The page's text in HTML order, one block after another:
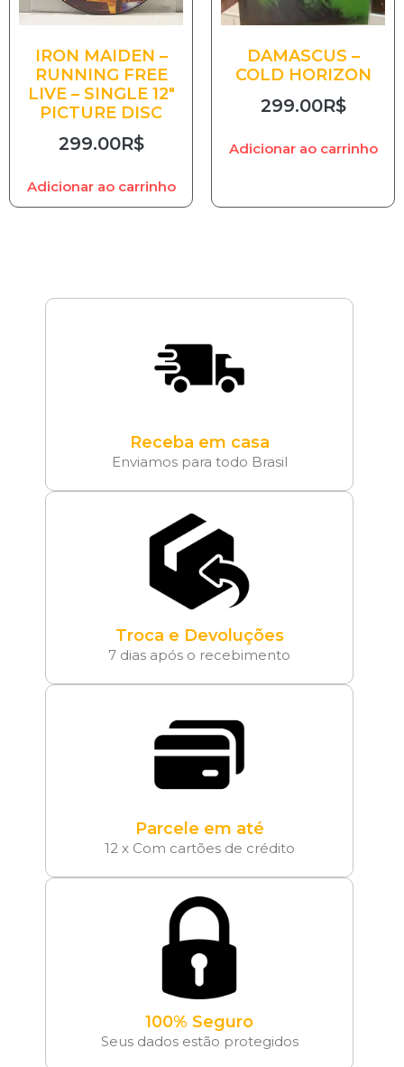
IRON MAIDEN –
RUNNING FREE
LIVE – SINGLE 12″
PICTURE DISC
299.00R$
Adicionar ao carrinho
DAMASCUS –
COLD HORIZON
299.00R$
Adicionar ao carrinho
Receba em casa
Enviamos para todo Brasil
Troca e Devoluções
7 dias após o recebimento
Parcele em até
12 x Com cartões de crédito
100% Seguro
Seus dados estão protegidos